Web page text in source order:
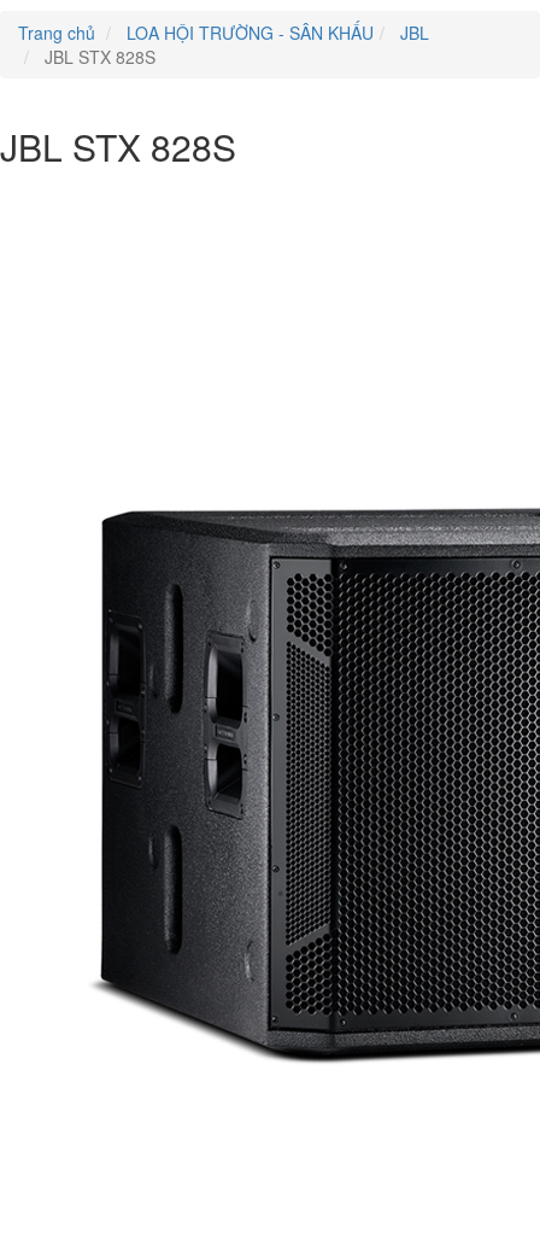
Trang chủ
LOA HỘI TRƯỜNG - SÂN KHẤU
JBL
JBL STX 828S
JBL STX 828S